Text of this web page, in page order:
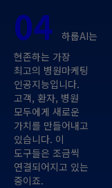
04
하룹AI는
현존하는 가장
최고의 병원마케팅
인공지능입니다.
고객, 환자, 병원
모두에게 새로운
가치를 만들어내고
있습니다. 이
도구들은 조금씩
연결되어지고 있는
중이죠.